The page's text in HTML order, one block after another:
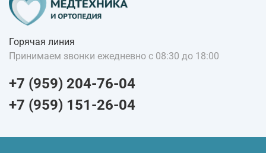
Горячая линия
Принимаем звонки ежедневно с 08:30 до 18:00
+7 (959) 204-76-04
+7 (959) 151-26-04